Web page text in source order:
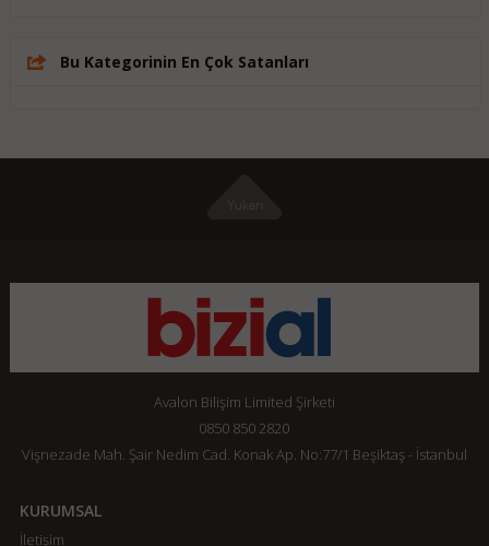
Bu Kategorinin En Çok Satanları
Avalon Bilişim Limited Şirketi
0850 850 2820
Vişnezade Mah. Şair Nedim Cad. Konak Ap. No:77/1 Beşiktaş - İstanbul
KURUMSAL
İletişim